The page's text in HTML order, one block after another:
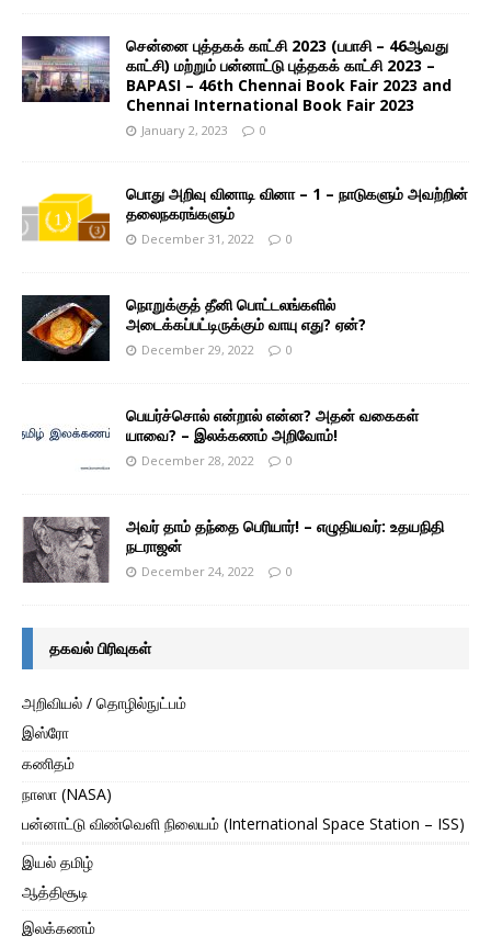
சென்னை புத்தகக் காட்சி 2023 (பபாசி – 46ஆவது
காட்சி) மற்றும் பன்னாட்டு புத்தகக் காட்சி 2023 –
BAPASI – 46th Chennai Book Fair 2023 and
Chennai International Book Fair 2023
January 2, 2023 0
பொது அறிவு வினாடி வினா – 1 – நாடுகளும் அவற்றின்
தலைநகரங்களும்
December 31, 2022 0
நொறுக்குத் தீனி பொட்டலங்களில்
அடைக்கப்பட்டிருக்கும் வாயு எது? ஏன்?
December 29, 2022 0
பெயர்ச்சொல் என்றால் என்ன? அதன் வகைகள்
யாவை? – இலக்கணம் அறிவோம்!
December 28, 2022 0
அவர் தாம் தந்தை பெரியார்! – எழுதியவர்: உதயநிதி
நடராஜன்
December 24, 2022 0
தகவல் பிரிவுகள்
அறிவியல் / தொழில்நுட்பம்
இஸ்ரோ
கணிதம்
நாஸா (NASA)
பன்னாட்டு விண்வெளி நிலையம் (International Space Station – ISS)
இயல் தமிழ்
ஆத்திசூடி
இலக்கணம்